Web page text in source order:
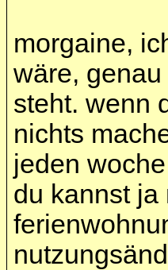
morgaine,
wäre,
steht. wenn
nichts
jeden
du kannst ja